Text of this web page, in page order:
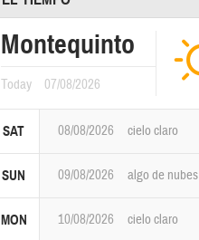
Montequinto
Today 07/08/2026
SAT 08/08/2026 cielo claro
SUN 09/08/2026 algo de nubes
MON 10/08/2026 cielo claro